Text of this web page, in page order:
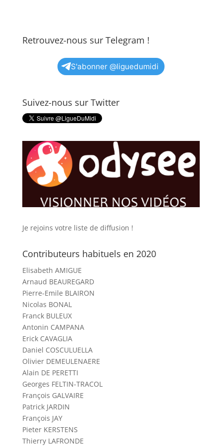
Retrouvez-nous sur Telegram !
S'abonner @liguedumidi
Suivez-nous sur Twitter
Je rejoins votre liste de diffusion !
Contributeurs habituels en 2020
Elisabeth AMIGUE
Arnaud BEAUREGARD
Pierre-Emile BLAIRON
Nicolas BONAL
Franck BULEUX
Antonin CAMPANA
Erick CAVAGLIA
Daniel COSCULUELLA
Olivier DEMEULENAERE
Alain DE PERETTI
Georges FELTIN-TRACOL
François GALVAIRE
Patrick JARDIN
François JAY
Pieter KERSTENS
Thierry LAFRONDE